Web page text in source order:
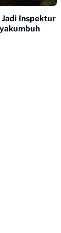
Jadi Inspektur